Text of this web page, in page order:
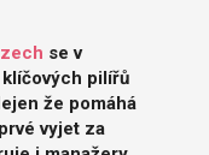
se v
pilířů
že pomáhá
vyjet za